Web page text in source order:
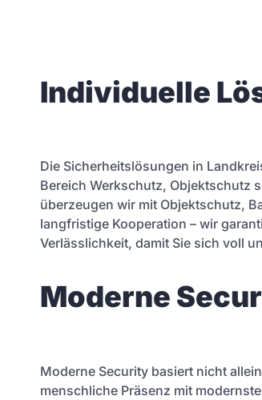
Individuelle
Die Sicherheitslösungen in
Bereich Werkschutz, Objektschutz
überzeugen wir mit Objektschutz,
langfristige Kooperation – wir
Verlässlichkeit, damit Sie sich voll
Moderne
Moderne Security basiert nicht
menschliche Präsenz mit